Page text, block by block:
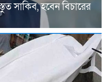
সাকিব, হবেন বিচারের